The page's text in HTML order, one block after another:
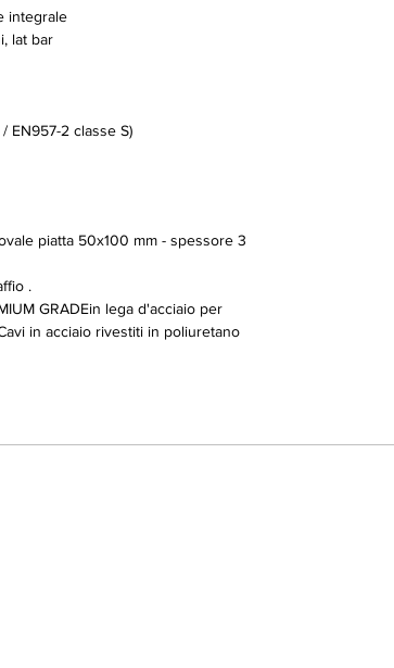
integrale
lat bar
/ EN957-2 classe S)
piatta 50x100 mm - spessore 3
.
GRADEin lega d'acciaio per
in acciaio rivestiti in poliuretano